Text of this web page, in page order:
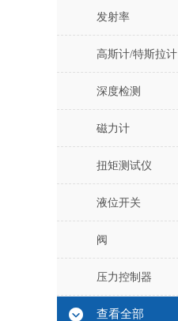
发射率
高斯计/特斯拉计
深度检测
磁力计
扭矩测试仪
液位开关
阀
压力控制器
查看全部